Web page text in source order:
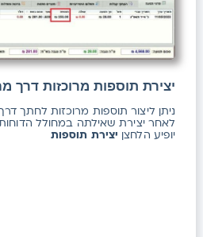
יצירת תוספות מרוכזות דרך
ניתן ליצור תוספות מרוכזות לחתך
לאחר יצירת שאילתה במחולל
יופיע הלחצן יצירת תוספות